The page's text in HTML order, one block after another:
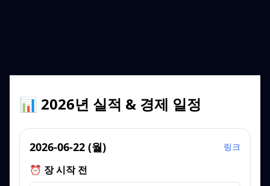
📊 2026년 실적 & 경제 일정
2026-06-22 (월) 링크
⏰ 장 시작 전